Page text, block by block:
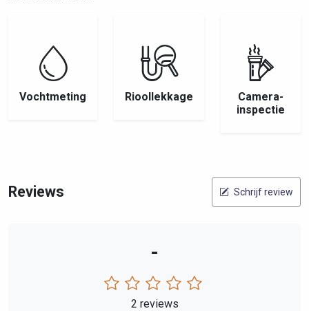
Vochtmeting Rioollekkage
Camera-
inspectie
Reviews Schrijf review
-
2 reviews